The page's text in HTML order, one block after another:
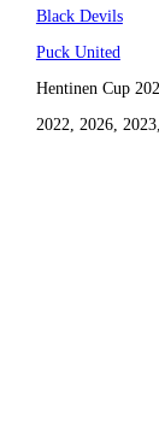
Black Devils
Puck United
Hentinen Cup
2022, 2026,